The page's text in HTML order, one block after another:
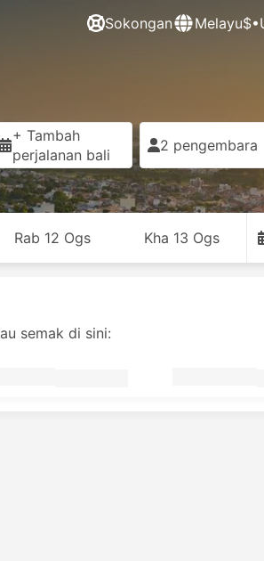
Sokongan Melayu
+ Tambah
perjalanan bali
2 pengembara
Rab 12 Ogs Kha 13 Ogs
semak di sini: